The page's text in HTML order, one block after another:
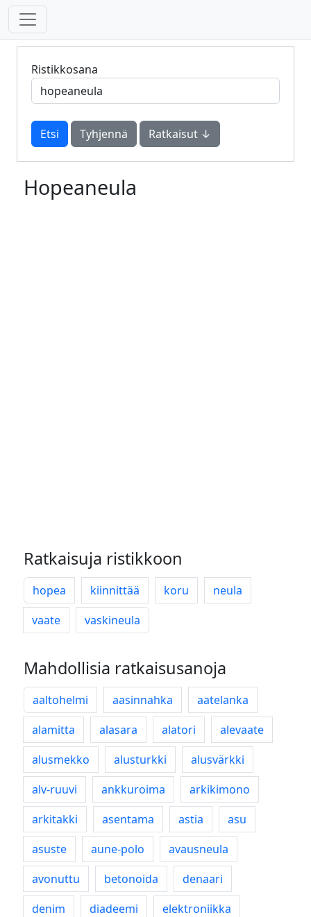
Ristikkosana
Tyhjennä Ratkaisut ↓
Hopeaneula
Ratkaisuja ristikkoon
hopea kiinnittää koru
neula
vaate
vaskineula
Mahdollisia ratkaisusanoja
aaltohelmi aasinnahka
aatelanka
alamitta
alasara alatori
alevaate
alusmekko
alusturkki
alusvärkki
alv-ruuvi
ankkuroima
arkikimono
arkitakki
asentama astia
asu
asuste
aune-polo
avausneula
avonuttu
betonoida
denaari
denim
diadeemi
elektroniikka